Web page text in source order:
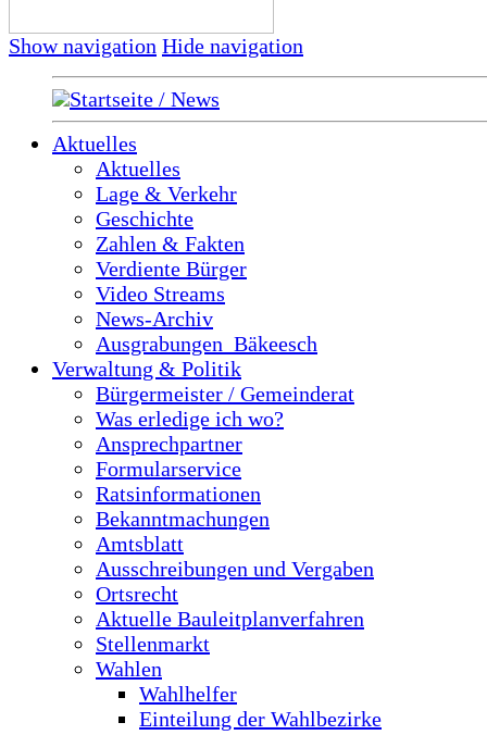
Show navigation Hide navigation
Startseite / News
Aktuelles
Aktuelles
Lage & Verkehr
Geschichte
Zahlen & Fakten
Verdiente Bürger
Video Streams
News-Archiv
Ausgrabungen_Bäkeesch
Verwaltung & Politik
Bürgermeister / Gemeinderat
Was erledige ich wo?
Ansprechpartner
Formularservice
Ratsinformationen
Bekanntmachungen
Amtsblatt
Ausschreibungen und Vergaben
Ortsrecht
Aktuelle Bauleitplanverfahren
Stellenmarkt
Wahlen
Wahlhelfer
Einteilung der Wahlbezirke